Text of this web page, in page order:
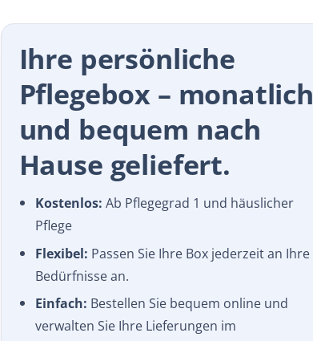
Ihre persönliche
Pflegebox – monatlich
und bequem nach
Hause geliefert.
Kostenlos: Ab Pflegegrad 1 und häuslicher
Pflege
Flexibel: Passen Sie Ihre Box jederzeit an Ihre
Bedürfnisse an.
Einfach: Bestellen Sie bequem online und
verwalten Sie Ihre Lieferungen im